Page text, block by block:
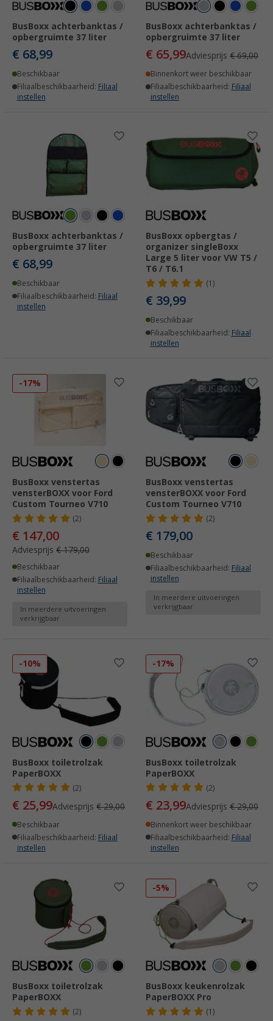
BusBoxx achterbanktas /
opbergruimte 37 liter
€ 68,99
Beschikbaar
Filiaalbeschikbaarheid: Filiaal
instellen
BusBoxx achterbanktas /
opbergruimte 37 liter
€ 65,99Adviesprijs € 69,00
Binnenkort weer beschikbaar
Filiaalbeschikbaarheid: Filiaal
instellen
BusBoxx achterbanktas /
opbergruimte 37 liter
€ 68,99
Beschikbaar
Filiaalbeschikbaarheid: Filiaal
instellen
BusBoxx opbergtas /
organizer singleBoxx
Large 5 liter voor VW T5 /
T6 / T6.1
(1)
€ 39,99
Beschikbaar
Filiaalbeschikbaarheid: Filiaal
instellen
-17%
BusBoxx venstertas
vensterBOXX voor Ford
Custom Tourneo V710
(2)
€ 147,00
Adviesprijs € 179,00
Beschikbaar
Filiaalbeschikbaarheid: Filiaal
instellen
In meerdere uitvoeringen
verkrijgbaar
BusBoxx venstertas
vensterBOXX voor Ford
Custom Tourneo V710
(2)
€ 179,00
Beschikbaar
Filiaalbeschikbaarheid: Filiaal
instellen
In meerdere uitvoeringen
verkrijgbaar
-10%
BusBoxx toiletrolzak
PaperBOXX
(2)
€ 25,99Adviesprijs € 29,00
Beschikbaar
Filiaalbeschikbaarheid: Filiaal
instellen
-17%
BusBoxx toiletrolzak
PaperBOXX
(2)
€ 23,99Adviesprijs € 29,00
Binnenkort weer beschikbaar
Filiaalbeschikbaarheid: Filiaal
instellen
BusBoxx toiletrolzak
PaperBOXX
(2)
-5%
BusBoxx keukenrolzak
PaperBOXX Pro
(1)